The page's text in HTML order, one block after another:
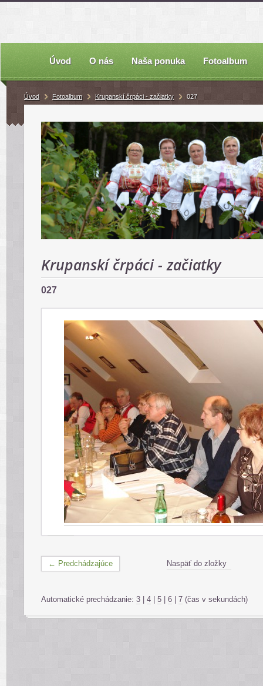
Úvod O nás Naša ponuka Fotoalbum
Úvod Fotoalbum Krupanskí črpáci - začiatky 027
Krupanskí črpáci - začiatky
027
← Predchádzajúce Naspäť do zložky
Automatické prechádzanie: 3 4 5 6 7 (čas v sekundách)